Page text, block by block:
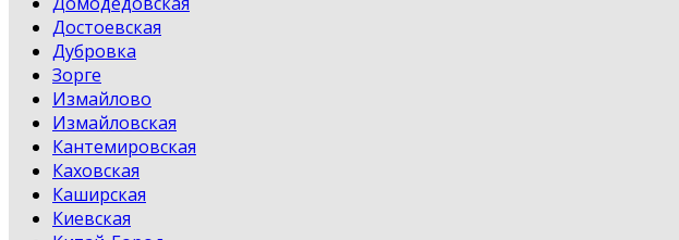
Достоевская
Дубровка
Зорге
Измайлово
Измайловская
Кантемировская
Каховская
Каширская
Киевская